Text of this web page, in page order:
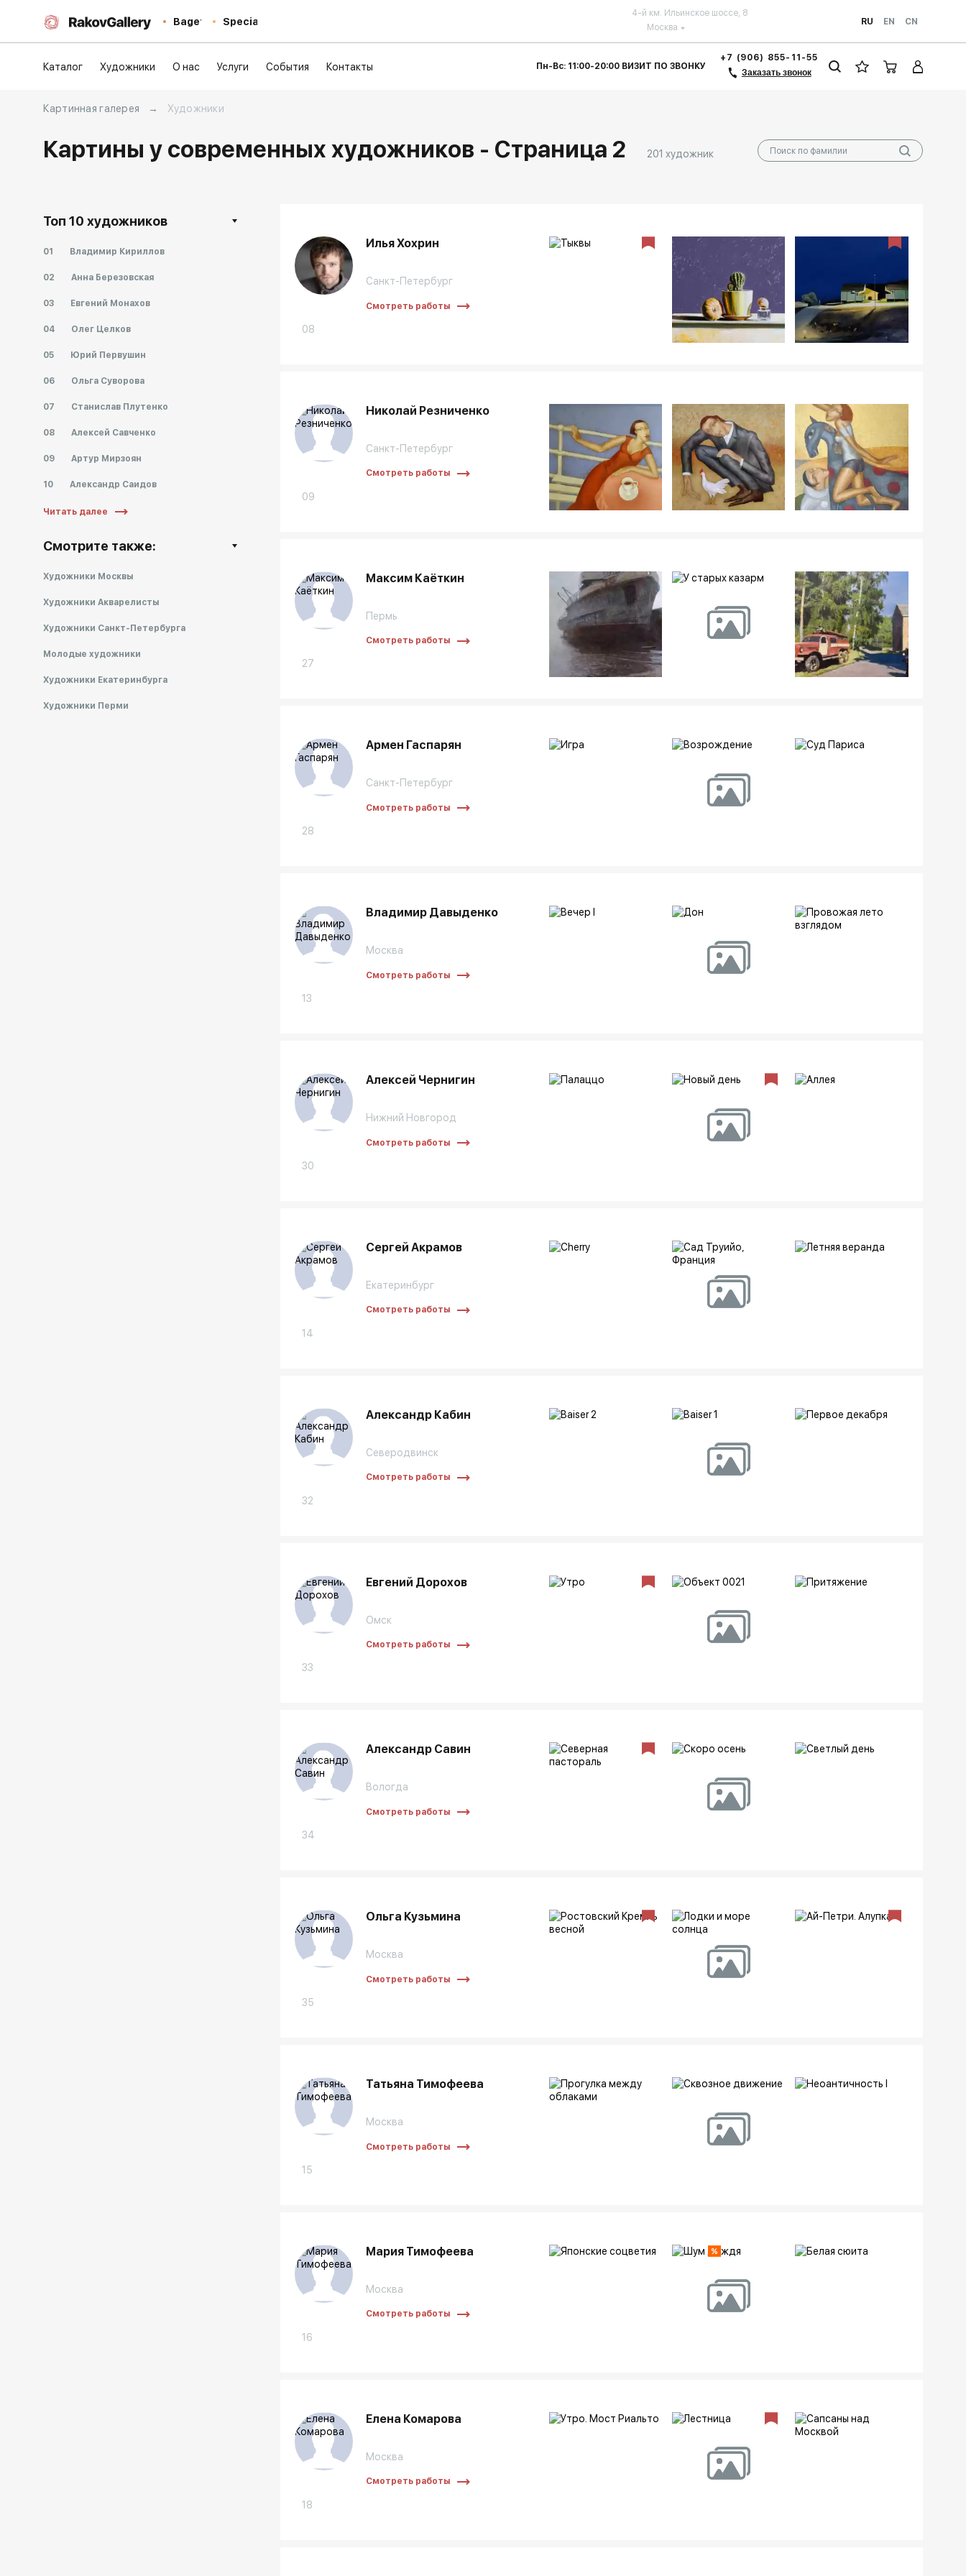
Baget Special Москва
4-й км. Ильинское шоссе, 8
RU
EN CN
Каталог Художники О нас Услуги События Контакты Пн-Вс: 11:00-20:00 ВИЗИТ ПО ЗВОНКУ
+7 (906) 855-11-55
Заказать звонок
Картинная галерея → Художники
Картины у современных художников - Страница 2 201 художник
Топ 10 художников
01 Владимир Кириллов
02 Анна Березовская
03 Евгений Монахов
04 Олег Целков
05 Юрий Первушин
06 Ольга Суворова
07 Станислав Плутенко
08 Алексей Савченко
09 Артур Мирзоян
10 Александр Саидов
Читать далее
Cмотрите также:
Художники Москвы
Художники Акварелисты
Художники Санкт-Петербурга
Молодые художники
Художники Екатеринбурга
Художники Перми
Илья Хохрин
08
Санкт-Петербург
Смотреть работы
Николай Резниченко
09
Санкт-Петербург
Смотреть работы
Максим Каёткин
27
Пермь
Смотреть работы
Армен Гаспарян
28
Санкт-Петербург
Смотреть работы
Владимир Давыденко
13
Москва
Смотреть работы
Алексей Чернигин
30
Нижний Новгород
Смотреть работы
Сергей Акрамов
14
Екатеринбург
Смотреть работы
Александр Кабин
32
Северодвинск
Смотреть работы
Евгений Дорохов
33
Омск
Смотреть работы
Александр Савин
34
Вологда
Смотреть работы
Ольга Кузьмина
35
Москва
Смотреть работы
Татьяна Тимофеева
15
Москва
Смотреть работы
Мария Тимофеева
16
Москва
Смотреть работы
Елена Комарова
18
Москва
Смотреть работы